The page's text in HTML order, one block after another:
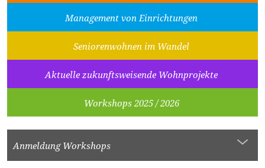
Management von Einrichtungen
Seniorenwohnen im Wandel
Aktuelle zukunftsweisende Wohnprojekte
Workshops 2025 / 2026
Anmeldung Workshops